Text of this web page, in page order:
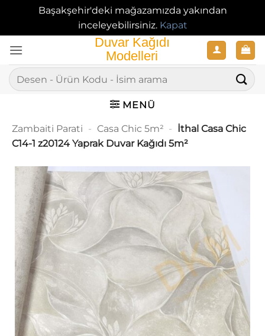
Başakşehir'deki mağazamızda yakından
inceleyebilirsiniz. Kapat
atla
Ara:
MENÜ
Zambaiti Parati - Casa Chic 5m² -
İthal Casa Chic
C14-1 z20124 Yaprak Duvar Kağıdı 5m²